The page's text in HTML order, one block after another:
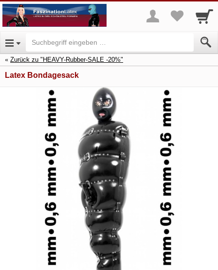
Zurück zu "HEAVY-Rubber-SALE -20%"
Latex Bondagesack